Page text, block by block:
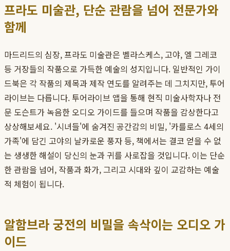
프라도 미술관, 단순 관람을 넘어 전문가와
함께
마드리드의 심장, 프라도 미술관은 벨라스케스, 고야, 엘 그레코
등 거장들의 작품으로 가득한 예술의 성지입니다. 일반적인 가이
드북은 각 작품의 제목과 제작 연도를 알려주는 데 그치지만, 투어
라이브는 다릅니다. 투어라이브 앱을 통해 현직 미술사학자나 전
문 도슨트가 녹음한 오디오 가이드를 들으며 작품을 감상한다고
상상해보세요. '시녀들'에 숨겨진 공간감의 비밀, '카를로스 4세의
가족'에 담긴 고야의 날카로운 풍자 등, 책에서는 결코 얻을 수 없
는 생생한 해설이 당신의 눈과 귀를 사로잡을 것입니다. 이는 단순
한 관람을 넘어, 작품과 화가, 그리고 시대와 깊이 교감하는 예술
적 체험이 됩니다.
알함브라 궁전의 비밀을 속삭이는 오디오 가
이드